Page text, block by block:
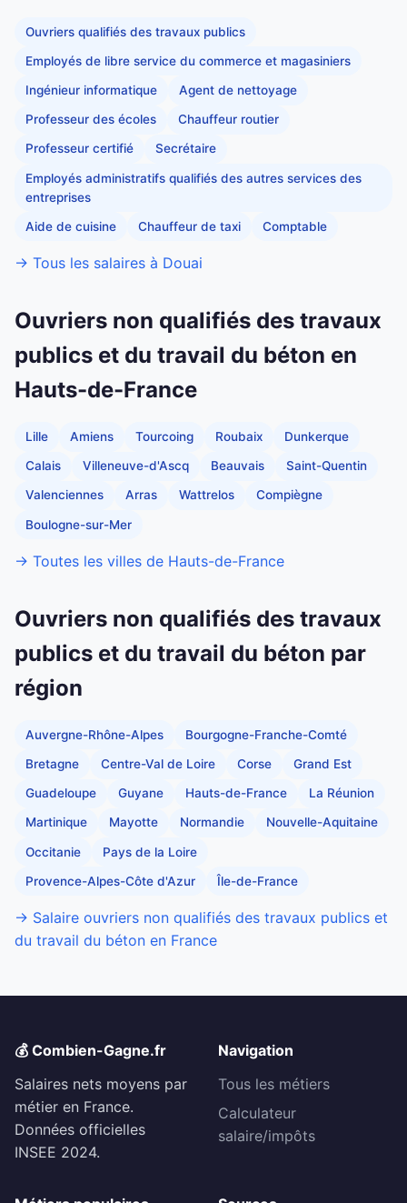
Ouvriers qualifiés des travaux publics
Employés de libre service du commerce et magasiniers
Ingénieur informatique Agent de nettoyage
Professeur des écoles Chauffeur routier
Professeur certifié Secrétaire
Employés administratifs qualifiés des autres services des
entreprises
Aide de cuisine Chauffeur de taxi Comptable
→ Tous les salaires à Douai
Ouvriers non qualifiés des travaux
publics et du travail du béton en
Hauts-de-France
Lille Amiens Tourcoing Roubaix Dunkerque
Calais Villeneuve-d'Ascq Beauvais Saint-Quentin
Valenciennes Arras Wattrelos Compiègne
Boulogne-sur-Mer
→ Toutes les villes de Hauts-de-France
Ouvriers non qualifiés des travaux
publics et du travail du béton par
région
Auvergne-Rhône-Alpes Bourgogne-Franche-Comté
Bretagne Centre-Val de Loire Corse Grand Est
Guadeloupe Guyane Hauts-de-France La Réunion
Martinique Mayotte Normandie Nouvelle-Aquitaine
Occitanie Pays de la Loire
Provence-Alpes-Côte d'Azur Île-de-France
→ Salaire ouvriers non qualifiés des travaux publics et
du travail du béton en France
💰 Combien-Gagne.fr
Salaires nets moyens par
métier en France.
Données officielles
INSEE 2024.
Navigation
Tous les métiers
Calculateur
salaire/impôts